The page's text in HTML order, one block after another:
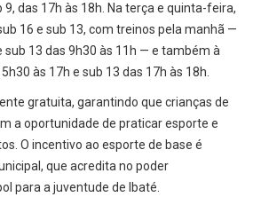
9, das 17h às 18h. Na terça e quinta-feira,
16 e sub 13, com treinos pela manhã —
sub 13 das 9h30 às 11h — e também à
às 17h e sub 13 das 17h às 18h.
gratuita, garantindo que crianças de
a oportunidade de praticar esporte e
O incentivo ao esporte de base é
que acredita no poder
para a juventude de Ibaté.